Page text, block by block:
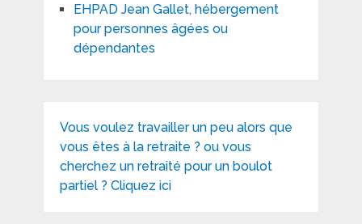
EHPAD Jean Gallet, hébergement
pour personnes âgées ou
dépendantes
Vous voulez travailler un peu alors que
vous êtes à la retraite ? ou vous
cherchez un retraité pour un boulot
partiel ? Cliquez ici